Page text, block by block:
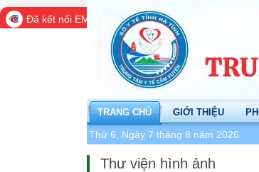
TRANG CHỦ GIỚI THIỆU
Thứ 6, Ngày 7 tháng 8 năm 2026
Thư viện hình ảnh
Đã kết nối EMC